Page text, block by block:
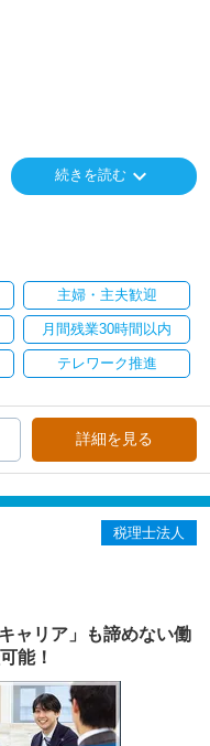
続きを読む keyboard_arrow_down
主婦・主夫歓迎
月間残業30時間以内
テレワーク推進
詳細を見る
税理士法人
ャリア」も諦めない働
能！